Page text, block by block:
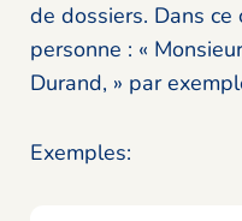
de dossiers. Dans ce
personne : «
Durand, » par
Exemples: